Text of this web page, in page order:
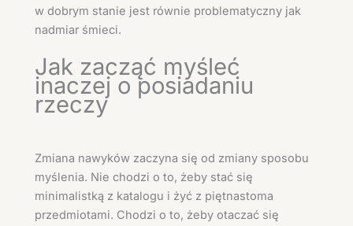
w dobrym stanie jest równie problematyczny jak
nadmiar śmieci.
Jak zacząć myśleć
inaczej o posiadaniu
rzeczy
Zmiana nawyków zaczyna się od zmiany sposobu
myślenia. Nie chodzi o to, żeby stać się
minimalistką z katalogu i żyć z piętnastoma
przedmiotami. Chodzi o to, żeby otaczać się